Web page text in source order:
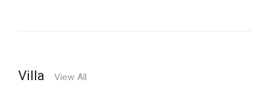
Villa View All